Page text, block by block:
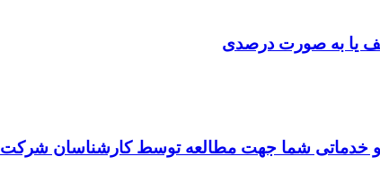
یا به صورت درصدی
و خدماتی شما جهت مطالعه توسط کارشناسان شرکت